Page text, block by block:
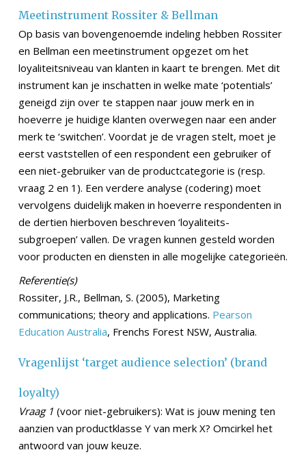
Meetinstrument Rossiter & Bellman
Op basis van bovengenoemde indeling hebben Rossiter
en Bellman een meetinstrument opgezet om het
loyaliteitsniveau van klanten in kaart te brengen. Met dit
instrument kan je inschatten in welke mate ‘potentials’
geneigd zijn over te stappen naar jouw merk en in
hoeverre je huidige klanten overwegen naar een ander
merk te ‘switchen’. Voordat je de vragen stelt, moet je
eerst vaststellen of een respondent een gebruiker of
een niet-gebruiker van de productcategorie is (resp.
vraag 2 en 1). Een verdere analyse (codering) moet
vervolgens duidelijk maken in hoeverre respondenten in
de dertien hierboven beschreven ‘loyaliteits-
subgroepen’ vallen. De vragen kunnen gesteld worden
voor producten en diensten in alle mogelijke categorieën.
Referentie(s)
Rossiter, J.R., Bellman, S. (2005), Marketing
communications; theory and applications. Pearson
Education Australia, Frenchs Forest NSW, Australia.
Vragenlijst ‘target audience selection’ (brand
loyalty)
Vraag 1 (voor niet-gebruikers): Wat is jouw mening ten
aanzien van productklasse Y van merk X? Omcirkel het
antwoord van jouw keuze.